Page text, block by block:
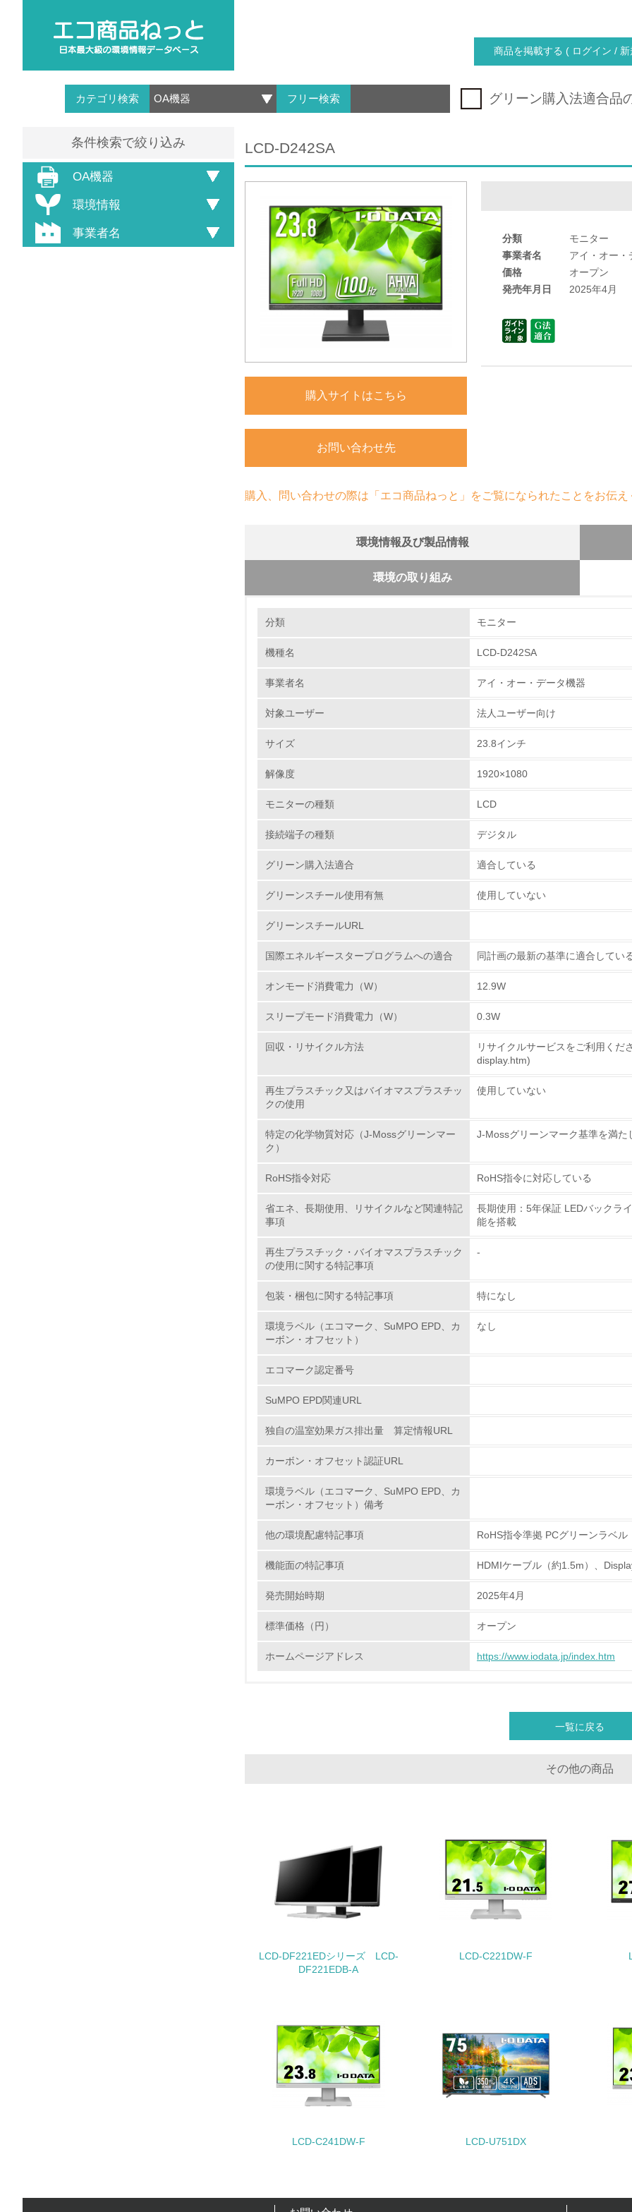
商品を掲載する ( ログイン / 新
カテゴリ検索 フリー検索 グリーン購入法適合品
条件検索で絞り込み
OA機器
環境情報
事業者名
LCD-D242SA
購入サイトはこちら
お問い合わせ先
分類
モニター
事業者名
アイ・オー・
価格
オープン
発売年月日
2025年4月
購入、問い合わせの際は「エコ商品ねっと」をご覧になられたことをお伝え
環境情報及び製品情報
環境の取り組み
1.環境取り組み体制
No. チェック項目
5. 環境取り組み体制と成果を定期的に検証して次の活動に活かして
6. 従業員が環境方針に基づいて自分の業務の中で行うべき環境対
7.
環境活動に関する規格やプログラムを導入している
No.
資源・エネルギー
9. <L1> 資源（投入原料、水等）とエネルギー（電力、重油、ガ
10. <L2> 資源とエネルギーの使用量の把握をし、具体的な削減目
<L2> 購入している製品・サービスの量と種類を把握し、具体的
非該当（包装・物流を必要とする業務を行っていない）
15. <L1> 環境負荷ができるだけ小さい包装・梱包を行っている
16. <L2> 環境負荷ができるだけ小さい物流を行っている
<L1> 廃棄物の発生量の削減及びリサイクルの推進、適正処理を
生物多様性保全
<L1> 「生物多様性保全」に関する取り組み（例：森林保全活
購入、原材料のトレーサビリティの確認等）を行っている
22. <L1> 周辺地域の環境保全活動を行い、自治体や地域団体の活動
No.
23. <L1> 「人権・労働等」に関する方針、規定等を持っている
<L1> 「公正・適正な取引」に関する方針、規定等を持っている
チェック項目
分類 モニター
機種名 LCD-D242SA
事業者名 アイ・オー・データ機器
対象ユーザー 法人ユーザー向け
サイズ 23.8インチ
解像度 1920×1080
モニターの種類 LCD
接続端子の種類 デジタル
グリーン購入法適合 適合している
グリーンスチール使用有無 使用していない
グリーンスチールURL
国際エネルギースタープログラムへの適合 同計画の最新の基準に適合してい
オンモード消費電力（W） 12.9W
スリープモード消費電力（W） 0.3W
回収・リサイクル方法
リサイクルサービスをご利用く
display.htm)
再生プラスチック又はバイオマスプラスチッ
クの使用
使用していない
特定の化学物質対応（J-Mossグリーンマー
ク）
J-Mossグリーンマーク基準を満た
RoHS指令対応 RoHS指令に対応している
省エネ、長期使用、リサイクルなど関連特記
事項
長期使用：5年保証 LEDバックラ
能を搭載
再生プラスチック・バイオマスプラスチック
の使用に関する特記事項
-
包装・梱包に関する特記事項 特になし
環境ラベル（エコマーク、SuMPO EPD、カ
ーボン・オフセット）
なし
エコマーク認定番号
SuMPO EPD関連URL
独自の温室効果ガス排出量 算定情報URL
カーボン・オフセット認証URL
環境ラベル（エコマーク、SuMPO EPD、カ
ーボン・オフセット）備考
他の環境配慮特記事項 RoHS指令準拠 PCグリーンラベ
機能面の特記事項 HDMIケーブル（約1.5m）、
発売開始時期 2025年4月
標準価格（円） オープン
ホームページアドレス https://www.iodata.jp/index.htm
一覧に戻る
その他の商品
LCD-DF221EDシリーズ LCD-
DF221EDB-A
LCD-C221DW-F
LCD-C241DW-F LCD-U751DX